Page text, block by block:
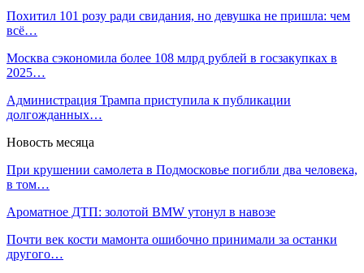
Похитил 101 розу ради свидания, но девушка не пришла: чем
всё…
Москва сэкономила более 108 млрд рублей в госзакупках в
2025…
Администрация Трампа приступила к публикации
долгожданных…
Новость месяца
При крушении самолета в Подмосковье погибли два человека,
в том…
Ароматное ДТП: золотой BMW утонул в навозе
Почти век кости мамонта ошибочно принимали за останки
другого…